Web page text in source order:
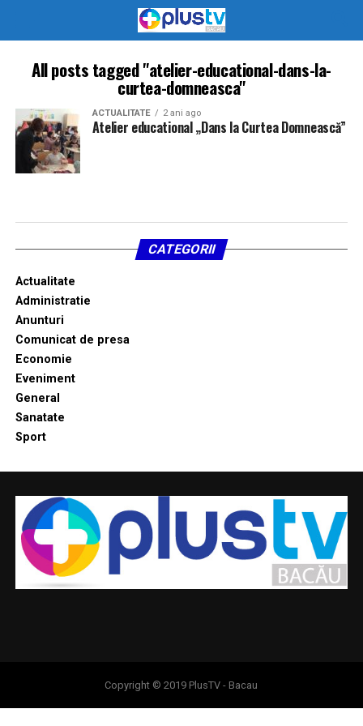
All posts tagged "atelier-educational-dans-la-
curtea-domneasca"
ACTUALITATE 2 ani ago
Atelier educational „Dans la Curtea Domnească”
CATEGORII
Actualitate
Administratie
Anunturi
Comunicat de presa
Economie
Eveniment
General
Sanatate
Sport
Copyright © 2019 PlusTV - Bacau